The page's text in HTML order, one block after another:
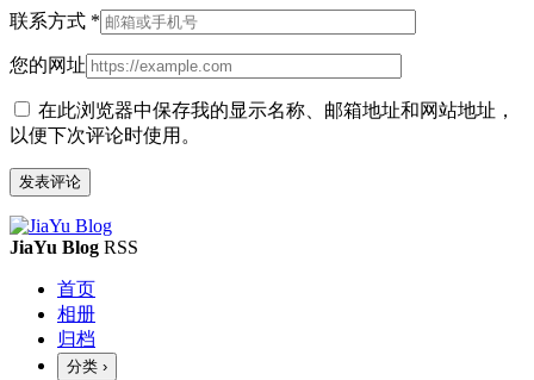
联系方式 *
您的网址
在此浏览器中保存我的显示名称、邮箱地址和网站地址，
以便下次评论时使用。
JiaYu Blog RSS
首页
相册
归档
分类 ›